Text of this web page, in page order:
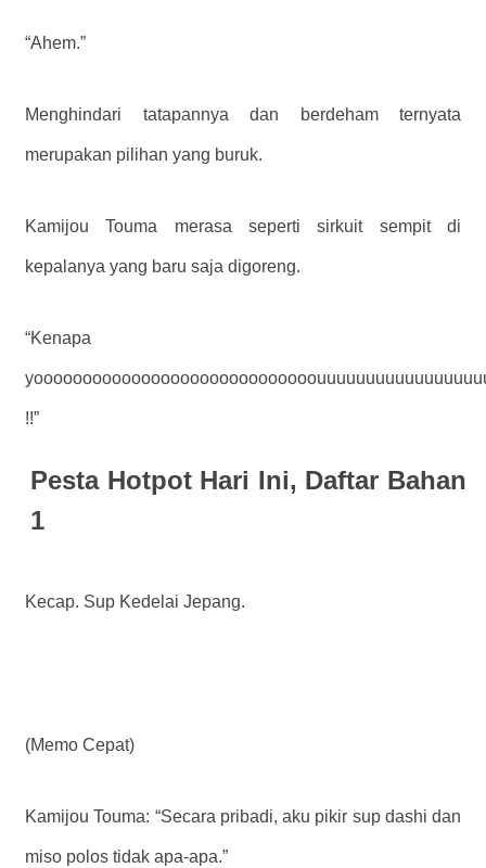
“Ahem.”
Menghindari tatapannya dan berdeham ternyata
merupakan pilihan yang buruk.
Kamijou Touma merasa seperti sirkuit sempit di
kepalanya yang baru saja digoreng.
“Kenapa
!!”
Pesta Hotpot Hari Ini, Daftar Bahan
1
Kecap. Sup Kedelai Jepang.
(Memo Cepat)
Kamijou Touma: “Secara pribadi, aku pikir sup dashi dan
miso polos tidak apa-apa.”